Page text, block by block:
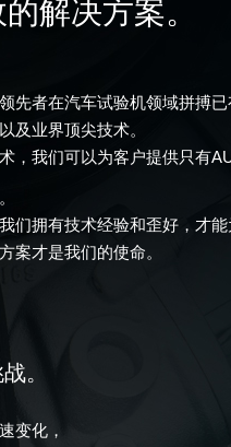
解决方案。
先者在汽车试验机领域拼搏
及业界顶尖技术。
，我们可以为客户提供只有
们拥有技术经验和歪好，才
案才是我们的使命。
。
变化，